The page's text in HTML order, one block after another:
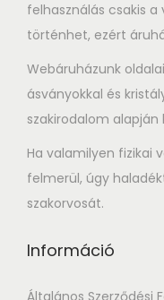
felhasználás csakis
történhet, ezért
Webáruházunk
ásványokkal és
szakirodalom alapján
Ha valamilyen fizikai
felmerül, úgy
szakorvosát.
Információ